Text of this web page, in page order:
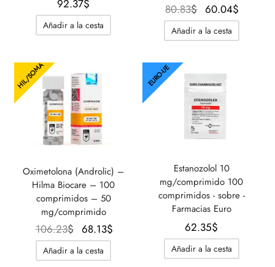
92.37$
Añadir a la cesta
80.83$
El
precio
original
60.04$
Añadir a la cesta
HIL/SOMA
Oximetolona (Androlic) –
Hilma Biocare – 100
comprimidos – 50
mg/comprimido
106.23$ El precio
original
era:
68.13$
Añadir a la cesta
EURO-UE
Estanozolol 10
mg/comprimido 100
comprimidos - sobre -
Farmacias Euro
62.35$
Añadir a la cesta